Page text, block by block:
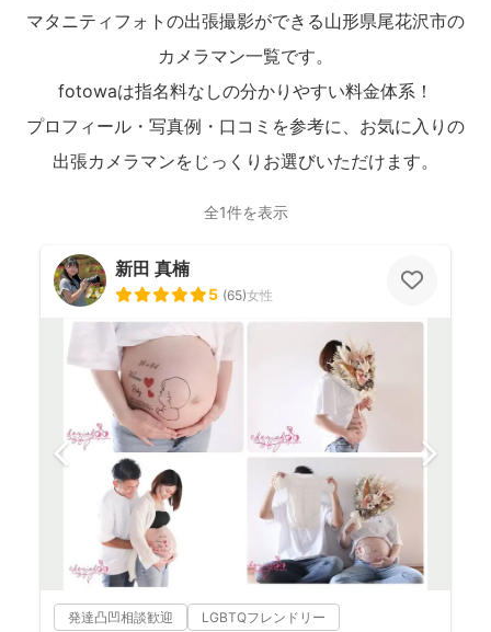
マタニティフォトの出張撮影ができる山形県尾花沢市の
カメラマン一覧です。
fotowaは指名料なしの分かりやすい料金体系！
プロフィール・写真例・口コミを参考に、お気に入りの
出張カメラマンをじっくりお選びいただけます。
全1件を表示
新田 真楠
5 (65)女性
発達凸凹相談歓迎 LGBTQフレンドリー